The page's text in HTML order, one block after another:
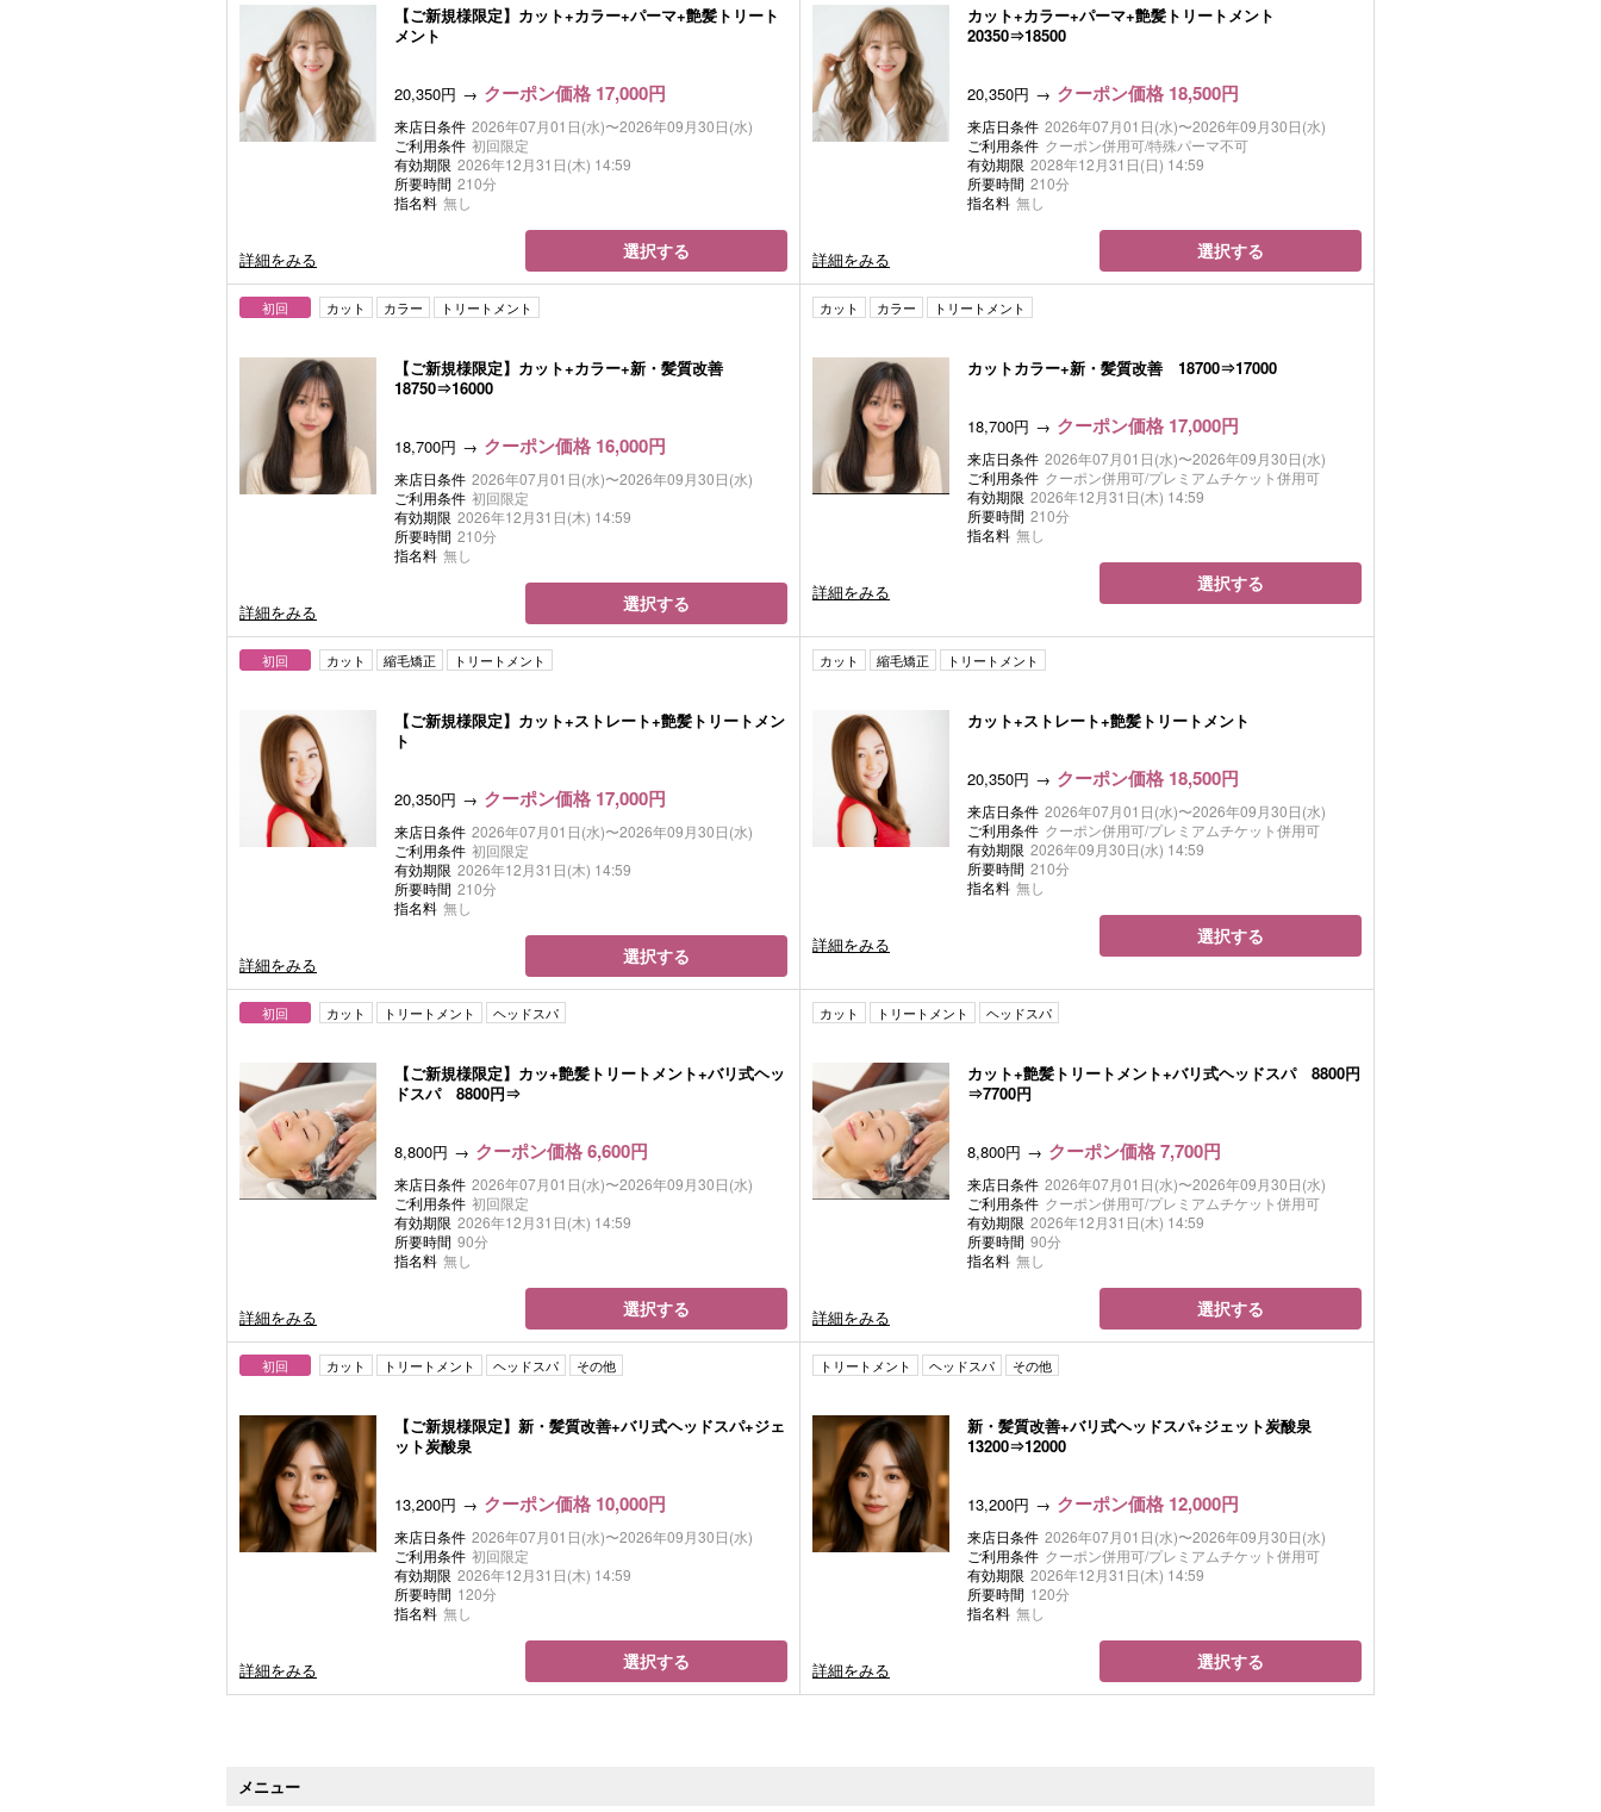
【ご新規様限定】カット+カラー+パーマ+艶髪トリート
メント
20,350円 クーポン価格 17,000円
来店日条件 2026年07月01日(水)〜2026年09月30日(水)
ご利用条件 初回限定
有効期限 2026年12月31日(木) 14:59
所要時間 210分
指名料 無し
詳細をみる 選択する
カット+カラー+パーマ+艶髪トリートメント
20350⇒18500
20,350円 クーポン価格 18,500円
来店日条件 2026年07月01日(水)〜2026年09月30日(水)
ご利用条件 クーポン併用可/特殊パーマ不可
有効期限 2028年12月31日(日) 14:59
所要時間 210分
指名料 無し
詳細をみる 選択する
初回 カット カラー トリートメント
【ご新規様限定】カット+カラー+新・髪質改善
18750⇒16000
18,700円 クーポン価格 16,000円
来店日条件 2026年07月01日(水)〜2026年09月30日(水)
ご利用条件 初回限定
有効期限 2026年12月31日(木) 14:59
所要時間 210分
指名料 無し
詳細をみる 選択する
カット カラー トリートメント
カットカラー+新・髪質改善 18700⇒17000
18,700円 クーポン価格 17,000円
来店日条件 2026年07月01日(水)〜2026年09月30日(水)
ご利用条件 クーポン併用可/プレミアムチケット併用可
有効期限 2026年12月31日(木) 14:59
所要時間 210分
指名料 無し
詳細をみる 選択する
初回 カット 縮毛矯正 トリートメント
【ご新規様限定】カット+ストレート+艶髪トリートメン
ト
20,350円 クーポン価格 17,000円
来店日条件 2026年07月01日(水)〜2026年09月30日(水)
ご利用条件 初回限定
有効期限 2026年12月31日(木) 14:59
所要時間 210分
指名料 無し
詳細をみる 選択する
カット 縮毛矯正 トリートメント
カット+ストレート+艶髪トリートメント
20,350円 クーポン価格 18,500円
来店日条件 2026年07月01日(水)〜2026年09月30日(水)
ご利用条件 クーポン併用可/プレミアムチケット併用可
有効期限 2026年09月30日(水) 14:59
所要時間 210分
指名料 無し
詳細をみる 選択する
初回 カット トリートメント ヘッドスパ
【ご新規様限定】カッ+艶髪トリートメント+バリ式ヘッ
ドスパ 8800円⇒
8,800円 クーポン価格 6,600円
来店日条件 2026年07月01日(水)〜2026年09月30日(水)
ご利用条件 初回限定
有効期限 2026年12月31日(木) 14:59
所要時間 90分
指名料 無し
詳細をみる 選択する
カット トリートメント ヘッドスパ
カット+艶髪トリートメント+バリ式ヘッドスパ 8800円
⇒7700円
8,800円 クーポン価格 7,700円
来店日条件 2026年07月01日(水)〜2026年09月30日(水)
ご利用条件 クーポン併用可/プレミアムチケット併用可
有効期限 2026年12月31日(木) 14:59
所要時間 90分
指名料 無し
詳細をみる 選択する
初回 カット トリートメント ヘッドスパ その他
【ご新規様限定】新・髪質改善+バリ式ヘッドスパ+ジェ
ット炭酸泉
13,200円 クーポン価格 10,000円
来店日条件 2026年07月01日(水)〜2026年09月30日(水)
ご利用条件 初回限定
有効期限 2026年12月31日(木) 14:59
所要時間 120分
指名料 無し
詳細をみる 選択する
トリートメント ヘッドスパ その他
新・髪質改善+バリ式ヘッドスパ+ジェット炭酸泉
13200⇒12000
13,200円 クーポン価格 12,000円
来店日条件 2026年07月01日(水)〜2026年09月30日(水)
ご利用条件 クーポン併用可/プレミアムチケット併用可
有効期限 2026年12月31日(木) 14:59
所要時間 120分
指名料 無し
詳細をみる 選択する
メニュー